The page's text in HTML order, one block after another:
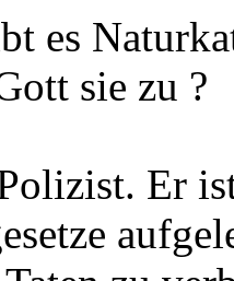
es
sie zu ?
Er